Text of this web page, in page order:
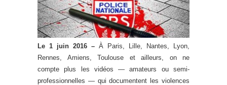
Le 1 juin 2016 – À Paris, Lille, Nantes, Lyon,
Rennes, Amiens, Toulouse et ailleurs, on ne
compte plus les vidéos — amateurs ou semi-
professionnelles — qui documentent les violences